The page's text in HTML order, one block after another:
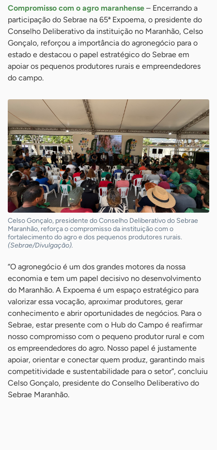
Compromisso com o agro maranhense – Encerrando a
participação do Sebrae na 65ª Expoema, o presidente do
Conselho Deliberativo da instituição no Maranhão, Celso
Gonçalo, reforçou a importância do agronegócio para o
estado e destacou o papel estratégico do Sebrae em
apoiar os pequenos produtores rurais e empreendedores
do campo.
Celso Gonçalo, presidente do Conselho Deliberativo do Sebrae
Maranhão, reforça o compromisso da instituição com o
fortalecimento do agro e dos pequenos produtores rurais.
(Sebrae/Divulgação).
“O agronegócio é um dos grandes motores da nossa
economia e tem um papel decisivo no desenvolvimento
do Maranhão. A Expoema é um espaço estratégico para
valorizar essa vocação, aproximar produtores, gerar
conhecimento e abrir oportunidades de negócios. Para o
Sebrae, estar presente com o Hub do Campo é reafirmar
nosso compromisso com o pequeno produtor rural e com
os empreendedores do agro. Nosso papel é justamente
apoiar, orientar e conectar quem produz, garantindo mais
competitividade e sustentabilidade para o setor”, concluiu
Celso Gonçalo, presidente do Conselho Deliberativo do
Sebrae Maranhão.